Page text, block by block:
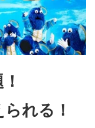
れる！